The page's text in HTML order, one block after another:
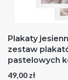
Plakaty
zestaw
pastelowych
Cena
49,00 zł